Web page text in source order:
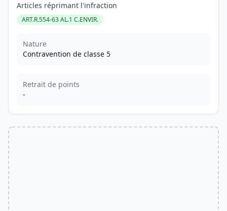
Articles réprimant l'infraction
ART.R.554-63 AL.1 C.ENVIR.
Nature
Contravention de classe 5
Retrait de points
-